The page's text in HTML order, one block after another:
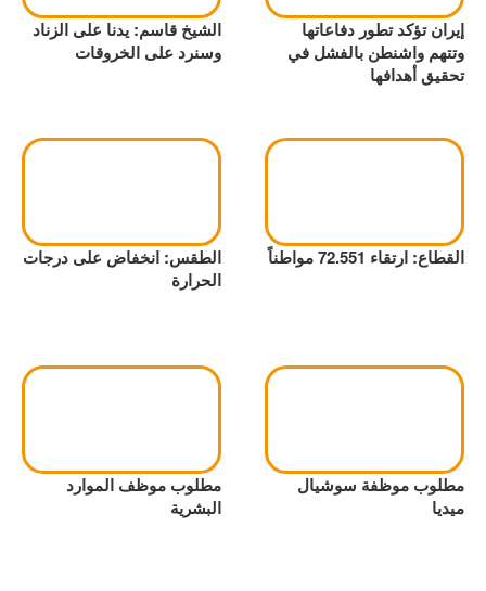
إيران تؤكد تطور دفاعاتها
وتتهم واشنطن بالفشل في
تحقيق أهدافها
الشيخ قاسم: يدنا على الزناد
وسنرد على الخروقات
القطاع: ارتقاء 72.551 مواطناً
الطقس: انخفاض على درجات
الحرارة
مطلوب موظفة سوشيال
ميديا
مطلوب موظف الموارد
البشرية